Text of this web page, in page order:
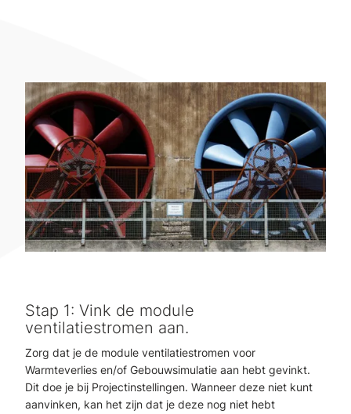
Stap 1: Vink de module
ventilatiestromen aan.
Zorg dat je de module ventilatiestromen voor
Warmteverlies en/of Gebouwsimulatie aan hebt gevinkt.
Dit doe je bij Projectinstellingen. Wanneer deze niet kunt
aanvinken, kan het zijn dat je deze nog niet hebt